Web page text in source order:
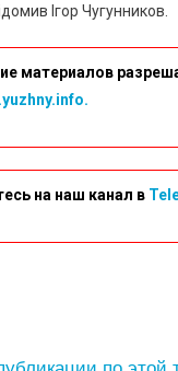
Ігор Чугунников.
материалов
на наш канал в